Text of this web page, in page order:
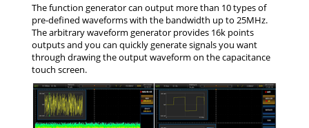
The function generator can output more than 10 types of
pre-defined waveforms with the bandwidth up to 25MHz.
The arbitrary waveform generator provides 16k points
outputs and you can quickly generate signals you want
through drawing the output waveform on the capacitance
touch screen.